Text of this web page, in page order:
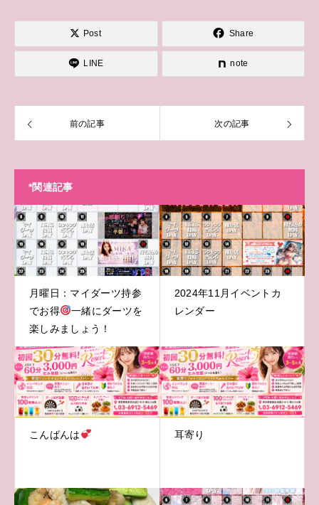
Post Share
LINE note
前の記事 次の記事
*関連記事
月曜日：マイダーツ持参
でお得
一緒にダーツを
楽しみましょう！
2024年11月イベントカ
レンダー
こんばんは 耳寄り